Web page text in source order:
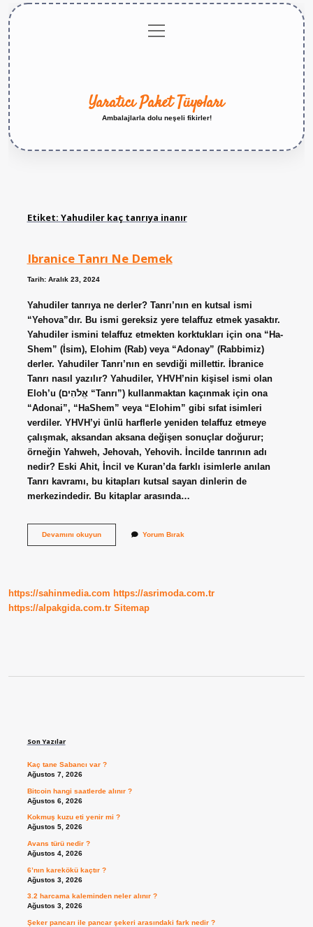
menüyü
aç
Yaratıcı Paket Tüyoları
Ambalajlarla dolu neşeli fikirler!
Etiket: Yahudiler kaç tanrıya inanır
Ibranice Tanrı Ne Demek
Tarih: Aralık 23, 2024
Yahudiler tanrıya ne derler? Tanrı’nın en kutsal ismi
“Yehova”dır. Bu ismi gereksiz yere telaffuz etmek yasaktır.
Yahudiler ismini telaffuz etmekten korktukları için ona “Ha-
Shem” (İsim), Elohim (Rab) veya “Adonay” (Rabbimiz)
derler. Yahudiler Tanrı’nın en sevdiği millettir. İbranice
Tanrı nasıl yazılır? Yahudiler, YHVH’nin kişisel ismi olan
Eloh’u (אֱלֹהִים‎ “Tanrı”) kullanmaktan kaçınmak için ona
“Adonai”, “HaShem” veya “Elohim” gibi sıfat isimleri
verdiler. YHVH’yi ünlü harflerle yeniden telaffuz etmeye
çalışmak, aksandan aksana değişen sonuçlar doğurur;
örneğin Yahweh, Jehovah, Yehovih. İncilde tanrının adı
nedir? Eski Ahit, İncil ve Kuran’da farklı isimlerle anılan
Tanrı kavramı, bu kitapları kutsal sayan dinlerin de
merkezindedir. Bu kitaplar arasında…
Devamını okuyunIbranice
Yorum Bırak
https://sahinmedia.com https://asrimoda.com.tr
https://alpakgida.com.tr Sitemap
Son Yazılar
Kaç tane Sabancı var ?
Ağustos 7, 2026
Bitcoin hangi saatlerde alınır ?
Ağustos 6, 2026
Kokmuş kuzu eti yenir mi ?
Ağustos 5, 2026
Avans türü nedir ?
Ağustos 4, 2026
6’nın karekökü kaçtır ?
Ağustos 3, 2026
3.2 harcama kaleminden neler alınır ?
Ağustos 3, 2026
Şeker pancarı ile pancar şekeri arasındaki fark nedir ?